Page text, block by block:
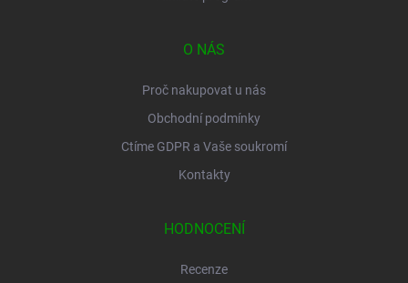
O NÁS
Proč nakupovat u nás
Obchodní podmínky
Ctíme GDPR a Vaše soukromí
Kontakty
HODNOCENÍ
Recenze